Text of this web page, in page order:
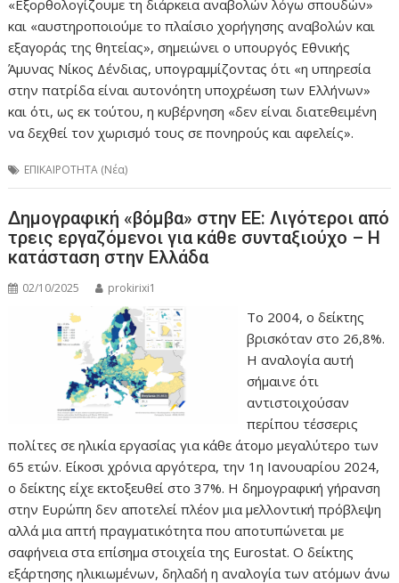
«Εξορθολογίζουμε τη διάρκεια αναβολών λόγω σπουδών»
και «αυστηροποιούμε το πλαίσιο χορήγησης αναβολών και
εξαγοράς της θητείας», σημειώνει ο υπουργός Εθνικής
Άμυνας Νίκος Δένδιας, υπογραμμίζοντας ότι «η υπηρεσία
στην πατρίδα είναι αυτονόητη υποχρέωση των Ελλήνων»
και ότι, ως εκ τούτου, η κυβέρνηση «δεν είναι διατεθειμένη
να δεχθεί τον χωρισμό τους σε πονηρούς και αφελείς».
ΕΠΙΚΑΙΡΟΤΗΤΑ (Νέα)
Δημογραφική «βόμβα» στην ΕΕ: Λιγότεροι από
τρεις εργαζόμενοι για κάθε συνταξιούχο – Η
κατάσταση στην Ελλάδα
02/10/2025 prokirixi1
Το 2004, ο δείκτης
βρισκόταν στο 26,8%.
Η αναλογία αυτή
σήμαινε ότι
αντιστοιχούσαν
περίπου τέσσερις
πολίτες σε ηλικία εργασίας για κάθε άτομο μεγαλύτερο των
65 ετών. Είκοσι χρόνια αργότερα, την 1η Ιανουαρίου 2024,
ο δείκτης είχε εκτοξευθεί στο 37%. Η δημογραφική γήρανση
στην Ευρώπη δεν αποτελεί πλέον μια μελλοντική πρόβλεψη
αλλά μια απτή πραγματικότητα που αποτυπώνεται με
σαφήνεια στα επίσημα στοιχεία της Eurostat. Ο δείκτης
εξάρτησης ηλικιωμένων, δηλαδή η αναλογία των ατόμων άνω